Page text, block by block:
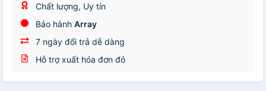
Chất lượng, Uy tín
Bảo hành Array
7 ngày đổi trả dễ dàng
Hỗ trợ xuất hóa đơn đỏ